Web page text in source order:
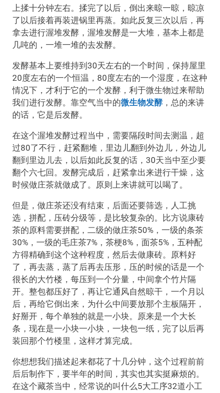
上揉十分钟左右。揉完了以后，倒出来晾一晾，晾凉
了以后接着再装进锅里再蒸。如此反复三次以后，再
拿去进行渥堆发酵，渥堆发酵是一大堆，基本上都是
几吨的，一堆一堆的去发酵。
发酵基本上要维持到30天左右的一个时间，保持屋里
20度左右的一个恒温，80度左右的一个湿度，在这种
情况下，才利于它的一个发酵，利于微生物过来帮助
我们进行发酵。靠空气当中的微生物发酵，总的来讲
的话，它是后发酵。
在这个渥堆发酵过程当中，需要隔段时间去测温，超
过80了不行，赶紧翻堆，里边儿翻到外边儿，外边儿
翻到里边儿去，以后如此反复的话，30天当中至少要
翻个六七回。发酵完成后，赶紧拿出来进行干燥，这
时候做庄茶就做成了。原则上来讲就可以喝了。
但是，做庄茶还没有结束，后面还要筛选，人工挑
选，拼配，压砖分级等，是比较复杂的。比方说康砖
茶的原料需要拼配，二级的做庄茶50%，一级的条茶
30%，一级的毛庄茶7%，茶梗8%，面茶5%，五种配
方得精确到这个这种程度，然后去做康砖。原料好
了，再去蒸，蒸了后再去压形，压的时候的话是一个
很长的大竹楼，每压到一个分量，中间拿个竹片隔
开。整包都压好了，再让它通风自然晾干，一个月以
后，再给它倒出来，为什么中间要放那个主板隔开，
好掰开，每个单独的就是一小块。原来是一个大长
条，现在是一小块一小块，一块包一纸，完了以后再
装回那个竹楼里，这样才算完成。
你想想我们描述起来都花了十几分钟，这个过程前前
后后制作下，要半年的时间，其实也其实挺麻烦的。
在这个藏茶当中，经常说的叫什么5大工序32道小工